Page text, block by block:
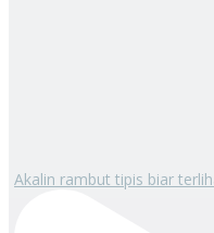
Akalin rambut tipis biar